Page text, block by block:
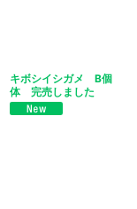
キボシイシガメ B個
体 完売しました